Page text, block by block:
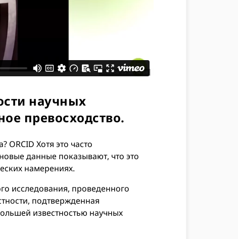
научных
превосходство.
Хотя это часто
данные показывают, что это
намерениях.
исследования, проведенного
подтвержденная
известностью научных